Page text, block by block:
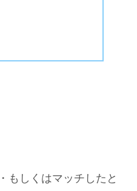
もしくはマッチしたと